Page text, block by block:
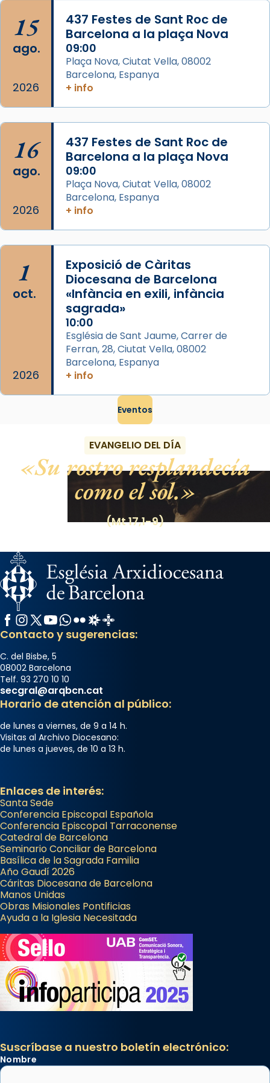
Regnes castellans i més tard de tota
Espanya.
El seu sepulcre a Compostela fou un g
Foto
15
ago.
2026
437 Festes de Sant Roc de
Barcelona a la plaça Nova
09:00
Plaça Nova, Ciutat Vella, 08002
Barcelona, Espanya
+ info
16
ago.
2026
437 Festes de Sant Roc de
Barcelona a la plaça Nova
09:00
Plaça Nova, Ciutat Vella, 08002
Barcelona, Espanya
+ info
1
oct.
2026
Exposició de Càritas
Diocesana de Barcelona
«Infància en exili, infància
sagrada»
10:00
Església de Sant Jaume, Carrer de
Ferran, 28, Ciutat Vella, 08002
Barcelona, Espanya
+ info
Eventos
EVANGELIO DEL DÍA
Su rostro resplandecía
como el sol.
(Mt 17,1-9)
Facebook
Instagram
X / Twitter
YouTube
WhatsApp
FlickrRadio Estel
Catalunya Cristiana
Contacto y sugerencias:
C. del Bisbe, 5
08002 Barcelona
Telf. 93 270 10 10
secgral@arqbcn.cat
Horario de atención al público:
de lunes a viernes, de 9 a 14 h.
Visitas al Archivo Diocesano:
de lunes a jueves, de 10 a 13 h.
Enlaces de interés:
Santa Sede
Conferencia Episcopal Española
Conferencia Episcopal Tarraconense
Catedral de Barcelona
Seminario Conciliar de Barcelona
Basílica de la Sagrada Familia
Año Gaudí 2026
Cáritas Diocesana de Barcelona
Manos Unidas
Obras Misionales Pontificias
Ayuda a la Iglesia Necesitada
Suscríbase a nuestro boletín electrónico:
Nombre